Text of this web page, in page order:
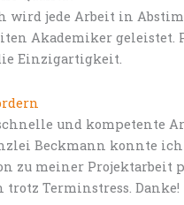
wird jede Arbeit in
Akademiker geleistet.
Einzigartigkeit.
und kompetente
Beckmann konnte
zu meiner Projektarbeit
trotz Terminstress. Danke!